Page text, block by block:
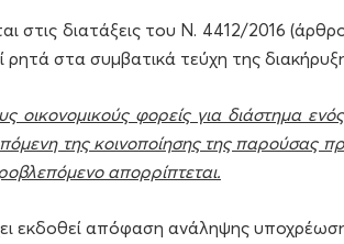
διατάξεις του Ν. 4412/2016
στα συμβατικά τεύχη της
φορείς για διάστημα
της κοινοποίησης της παρούσας
απορρίπτεται.
εκδοθεί απόφαση ανάληψης